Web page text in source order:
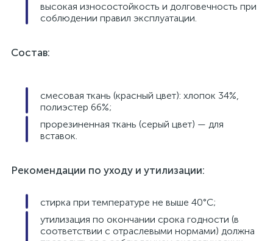
высокая износостойкость и долговечность при
соблюдении правил эксплуатации.
Состав:
смесовая ткань (красный цвет): хлопок 34%,
полиэстер 66%;
прорезиненная ткань (серый цвет) — для
вставок.
Рекомендации по уходу и утилизации:
стирка при температуре не выше 40°C;
утилизация по окончании срока годности (в
соответствии с отраслевыми нормами) должна